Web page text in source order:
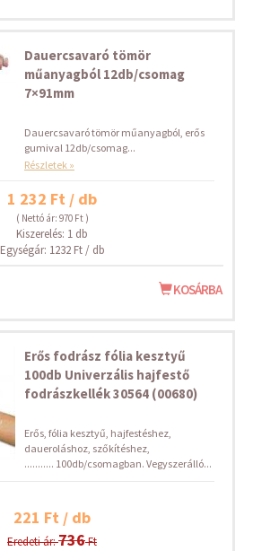
Dauercsavaró tömör
műanyagból 12db/csomag
7×91mm
Dauercsavaró tömör műanyagból, erős
gumival 12db/csomag...
Részletek »
1 232 Ft / db
( Nettó ár: 970 Ft )
Kiszerelés: 1 db
Egységár: 1232 Ft / db
KOSÁRBA
Erős fodrász fólia kesztyű
100db Univerzális hajfestő
fodrászkellék 30564 (00680)
Erős, fólia kesztyű, hajfestéshez,
daueroláshoz, szőkítéshez,
........... 100db/csomagban. Vegyszerálló...
221 Ft / db
Eredeti ár:736Ft